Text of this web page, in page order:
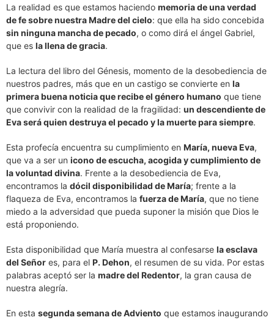
La realidad es que estamos haciendo memoria de una verdad
de fe sobre nuestra Madre del cielo: que ella ha sido concebida
sin ninguna mancha de pecado, o como dirá el ángel Gabriel,
que es la llena de gracia.
La lectura del libro del Génesis, momento de la desobediencia de
nuestros padres, más que en un castigo se convierte en la
primera buena noticia que recibe el género humano que tiene
que convivir con la realidad de la fragilidad: un descendiente de
Eva será quien destruya el pecado y la muerte para siempre.
Esta profecía encuentra su cumplimiento en María, nueva Eva,
que va a ser un icono de escucha, acogida y cumplimiento de
la voluntad divina. Frente a la desobediencia de Eva,
encontramos la dócil disponibilidad de María; frente a la
flaqueza de Eva, encontramos la fuerza de María, que no tiene
miedo a la adversidad que pueda suponer la misión que Dios le
está proponiendo.
Esta disponibilidad que María muestra al confesarse la esclava
del Señor es, para el P. Dehon, el resumen de su vida. Por estas
palabras aceptó ser la madre del Redentor, la gran causa de
nuestra alegría.
En esta segunda semana de Adviento que estamos inaugurando